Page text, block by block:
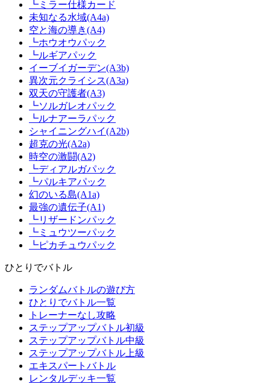
┗ミラー仕様カード
未知なる水域(A4a)
空と海の導き(A4)
┗ホウオウパック
┗ルギアパック
イーブイガーデン(A3b)
異次元クライシス(A3a)
双天の守護者(A3)
┗ソルガレオパック
┗ルナアーラパック
シャイニングハイ(A2b)
超克の光(A2a)
時空の激闘(A2)
┗ディアルガパック
┗パルキアパック
幻のいる島(A1a)
最強の遺伝子(A1)
┗リザードンパック
┗ミュウツーパック
┗ピカチュウパック
ひとりでバトル
ランダムバトルの遊び方
ひとりでバトル一覧
トレーナーなし攻略
ステップアップバトル初級
ステップアップバトル中級
ステップアップバトル上級
エキスパートバトル
レンタルデッキ一覧